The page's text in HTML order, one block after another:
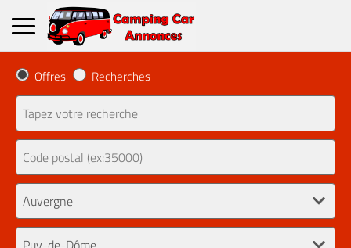
Offres Recherches